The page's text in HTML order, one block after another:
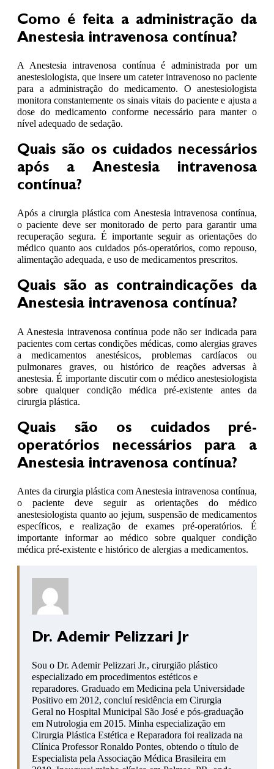
Como é feita a administração da
Anestesia intravenosa contínua?
A Anestesia intravenosa contínua é administrada por um
anestesiologista, que insere um cateter intravenoso no paciente
para a administração do medicamento. O anestesiologista
monitora constantemente os sinais vitais do paciente e ajusta a
dose do medicamento conforme necessário para manter o
nível adequado de sedação.
Quais são os cuidados necessários
após a Anestesia intravenosa
contínua?
Após a cirurgia plástica com Anestesia intravenosa contínua,
o paciente deve ser monitorado de perto para garantir uma
recuperação segura. É importante seguir as orientações do
médico quanto aos cuidados pós-operatórios, como repouso,
alimentação adequada, e uso de medicamentos prescritos.
Quais são as contraindicações da
Anestesia intravenosa contínua?
A Anestesia intravenosa contínua pode não ser indicada para
pacientes com certas condições médicas, como alergias graves
a medicamentos anestésicos, problemas cardíacos ou
pulmonares graves, ou histórico de reações adversas à
anestesia. É importante discutir com o médico anestesiologista
sobre qualquer condição médica pré-existente antes da
cirurgia plástica.
Quais são os cuidados pré-
operatórios necessários para a
Anestesia intravenosa contínua?
Antes da cirurgia plástica com Anestesia intravenosa contínua,
o paciente deve seguir as orientações do médico
anestesiologista quanto ao jejum, suspensão de medicamentos
específicos, e realização de exames pré-operatórios. É
importante informar ao médico sobre qualquer condição
médica pré-existente e histórico de alergias a medicamentos.
Dr. Ademir Pelizzari Jr
Sou o Dr. Ademir Pelizzari Jr., cirurgião plástico
especializado em procedimentos estéticos e
reparadores. Graduado em Medicina pela Universidade
Positivo em 2012, concluí residência em Cirurgia
Geral no Hospital Municipal São José e pós-graduação
em Nutrologia em 2015. Minha especialização em
Cirurgia Plástica Estética e Reparadora foi realizada na
Clínica Professor Ronaldo Pontes, obtendo o título de
Especialista pela Associação Médica Brasileira em